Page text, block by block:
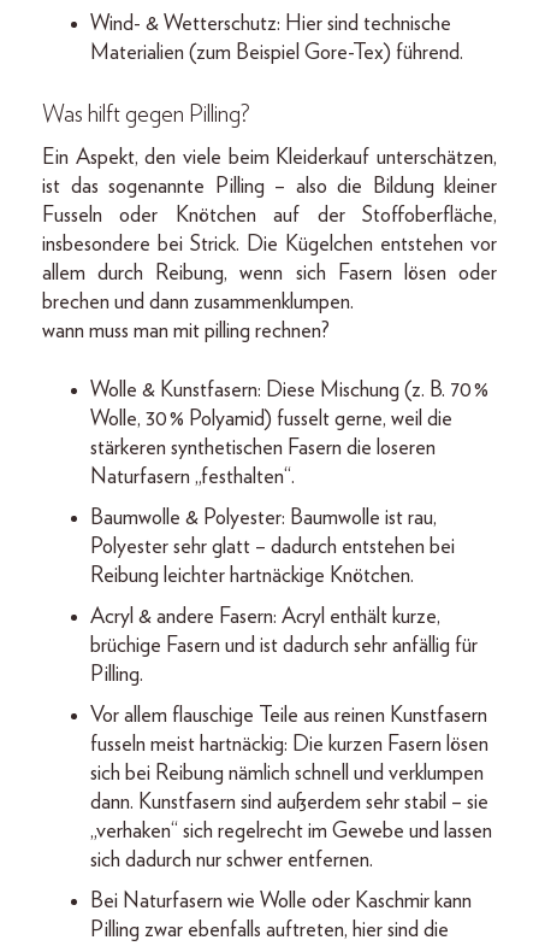
Wind- & Wetterschutz: Hier sind technische
Materialien (zum Beispiel Gore-Tex) führend.
Was hilft gegen Pilling?
Ein Aspekt, den viele beim Kleiderkauf unterschätzen,
ist das sogenannte Pilling – also die Bildung kleiner
Fusseln oder Knötchen auf der Stoffoberfläche,
insbesondere bei Strick. Die Kügelchen entstehen vor
allem durch Reibung, wenn sich Fasern lösen oder
brechen und dann zusammenklumpen.
wann muss man mit pilling rechnen?
Wolle & Kunstfasern: Diese Mischung (z. B. 70 %
Wolle, 30 % Polyamid) fusselt gerne, weil die
stärkeren synthetischen Fasern die loseren
Naturfasern „festhalten“.
Baumwolle & Polyester: Baumwolle ist rau,
Polyester sehr glatt – dadurch entstehen bei
Reibung leichter hartnäckige Knötchen.
Acryl & andere Fasern: Acryl enthält kurze,
brüchige Fasern und ist dadurch sehr anfällig für
Pilling.
Vor allem flauschige Teile aus reinen Kunstfasern
fusseln meist hartnäckig: Die kurzen Fasern lösen
sich bei Reibung nämlich schnell und verklumpen
dann. Kunstfasern sind außerdem sehr stabil – sie
„verhaken“ sich regelrecht im Gewebe und lassen
sich dadurch nur schwer entfernen.
Bei Naturfasern wie Wolle oder Kaschmir kann
Pilling zwar ebenfalls auftreten, hier sind die